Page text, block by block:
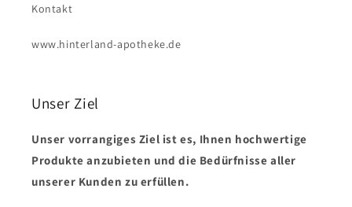
Kontakt
www.hinterland-apotheke.de
Unser Ziel
Unser vorrangiges Ziel ist es, Ihnen hochwertige
Produkte anzubieten und die Bedürfnisse aller
unserer Kunden zu erfüllen.